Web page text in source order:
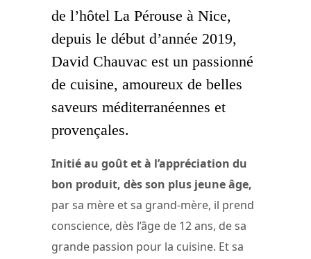
de l’hôtel La Pérouse à Nice,
depuis le début d’année 2019,
David Chauvac est un passionné
de cuisine, amoureux de belles
saveurs méditerranéennes et
provençales.
Initié au goût et à l’appréciation du
bon produit, dès son plus jeune âge,
par sa mère et sa grand-mère, il prend
conscience, dès l’âge de 12 ans, de sa
grande passion pour la cuisine. Et sa